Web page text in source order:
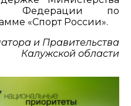
Федерации по
«Спорт России».
и Правительства
Калужской области